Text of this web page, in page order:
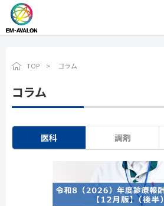
TOP コラム
コラム
医科 調剤